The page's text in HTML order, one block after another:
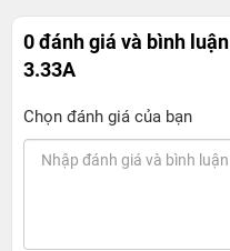
0 đánh giá và bình luận
3.33A
Chọn đánh giá của bạn